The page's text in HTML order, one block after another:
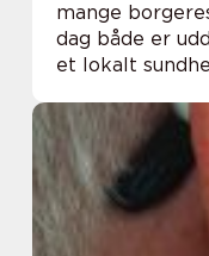
mange
dag både er
et lokalt
lægemidler.
egen ...